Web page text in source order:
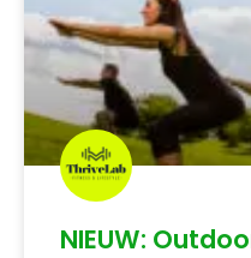
NIEUW: